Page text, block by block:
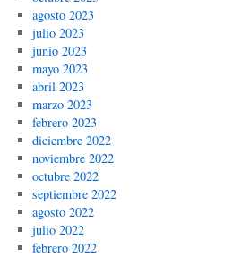
agosto 2023
julio 2023
junio 2023
mayo 2023
abril 2023
marzo 2023
febrero 2023
diciembre 2022
noviembre 2022
octubre 2022
septiembre 2022
agosto 2022
julio 2022
febrero 2022